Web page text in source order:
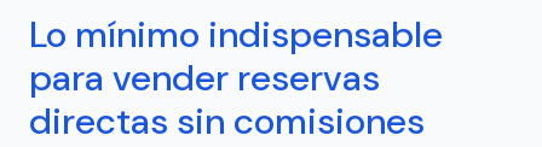
Lo mínimo indispensable
para vender reservas
directas sin comisiones